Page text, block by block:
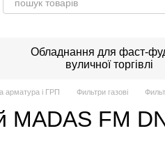
Обладнання для фаст-
вуличної торгівлі
арматура і ГРП Фильтри газові
MADAS FM